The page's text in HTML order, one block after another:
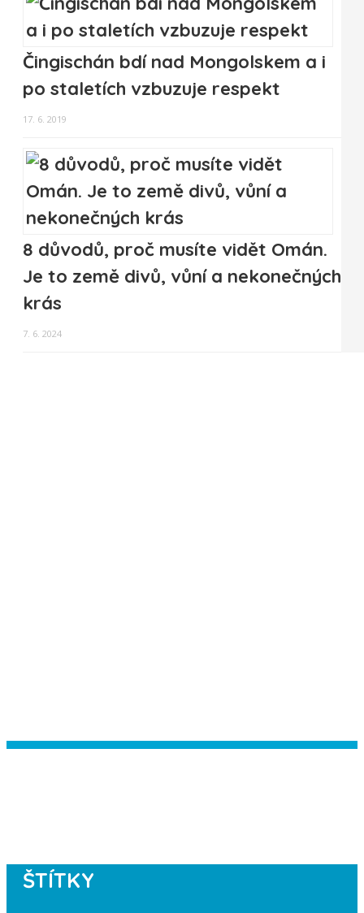
Čingischán bdí nad Mongolskem a i
po staletích vzbuzuje respekt
17. 6. 2019
8 důvodů, proč musíte vidět Omán.
Je to země divů, vůní a nekonečných
krás
7. 6. 2024
ŠTÍTKY